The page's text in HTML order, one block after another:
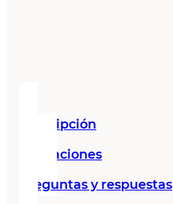
Descripción
Valoraciones
Preguntas y respuestas